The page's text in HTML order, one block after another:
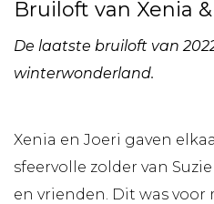
Bruiloft van Xenia
De laatste bruiloft van
winterwonderland.
Xenia en Joeri gaven
sfeervolle zolder van
en vrienden. Dit was